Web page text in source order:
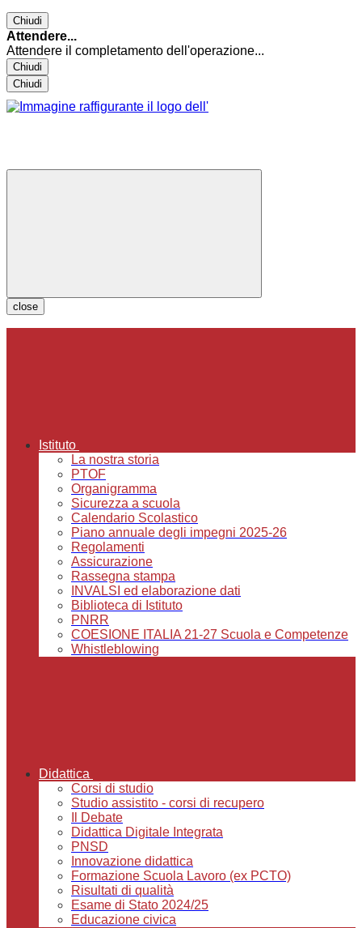
Chiudi
Attendere...
Attendere il completamento dell'operazione...
Chiudi
Chiudi
close
Istituto
La nostra storia
PTOF
Organigramma
Sicurezza a scuola
Calendario Scolastico
Piano annuale degli impegni 2025-26
Regolamenti
Assicurazione
Rassegna stampa
INVALSI ed elaborazione dati
Biblioteca di Istituto
PNRR
COESIONE ITALIA 21-27 Scuola e Competenze
Whistleblowing
Didattica
Corsi di studio
Studio assistito - corsi di recupero
Il Debate
Didattica Digitale Integrata
PNSD
Innovazione didattica
Formazione Scuola Lavoro (ex PCTO)
Risultati di qualità
Esame di Stato 2024/25
Educazione civica